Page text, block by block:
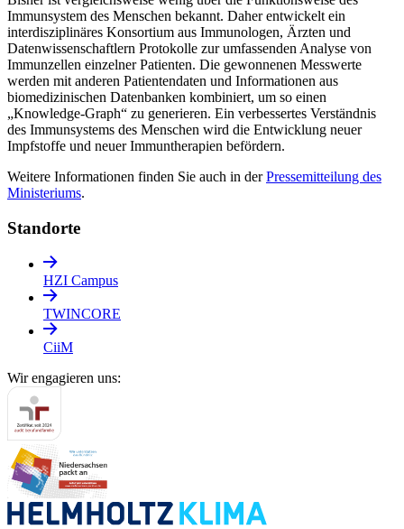
Immunsystem des Menschen bekannt. Daher entwickelt ein
interdisziplinäres Konsortium aus Immunologen, Ärzten und
Datenwissenschaftlern Protokolle zur umfassenden Analyse von
Immunzellen einzelner Patienten. Die gewonnenen Messwerte
werden mit anderen Patientendaten und Informationen aus
biomedizinischen Datenbanken kombiniert, um so einen
„Knowledge-Graph“ zu generieren. Ein verbessertes Verständnis
des Immunsystems des Menschen wird die Entwicklung neuer
Impfstoffe und neuer Immuntherapien befördern.
Weitere Informationen finden Sie auch in derPressemitteilung des
Ministeriums.
Standorte
HZI Campus
TWINCORE
CiiM
Wir engagieren uns: